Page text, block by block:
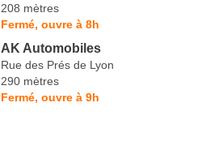
208 mètres
Fermé, ouvre à 8h
AK Automobiles
Rue des Prés de Lyon
290 mètres
Fermé, ouvre à 9h